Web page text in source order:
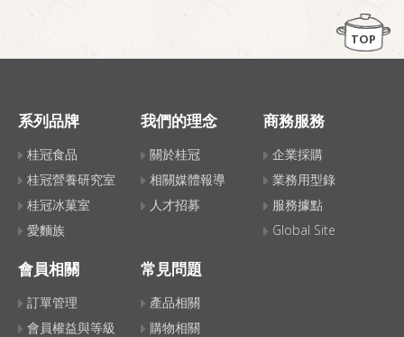
TOP
系列品牌
桂冠食品
桂冠營養研究室
桂冠冰菓室
愛麵族
我們的理念
關於桂冠
相關媒體報導
人才招募
商務服務
企業採購
業務用型錄
服務據點
Global Site
會員相關
訂單管理
會員權益與等級
常見問題
產品相關
購物相關